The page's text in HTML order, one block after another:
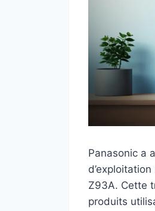
Panasonic a
Z93A. Cette
produits